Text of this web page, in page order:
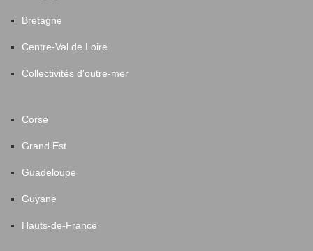
Bretagne
Centre-Val de Loire
Collectivités d'outre-mer
Corse
Grand Est
Guadeloupe
Guyane
Hauts-de-France